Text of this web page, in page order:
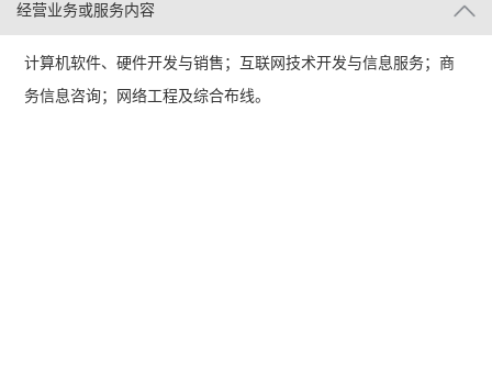
经营业务或服务内容
计算机软件、硬件开发与销售；互联网技术开发与信息服务；商
务信息咨询；网络工程及综合布线。